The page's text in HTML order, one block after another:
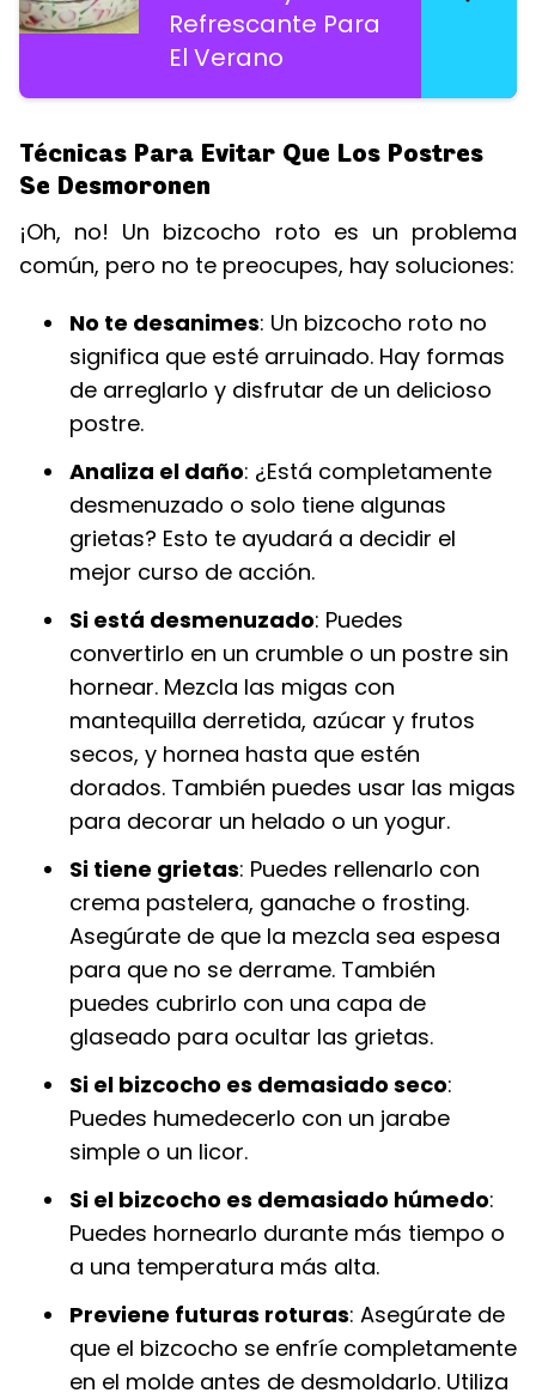
Refrescante Para
El Verano
Técnicas Para Evitar Que Los Postres
Se Desmoronen
¡Oh, no! Un bizcocho roto es un problema
común, pero no te preocupes, hay soluciones:
No te desanimes: Un bizcocho roto no
significa que esté arruinado. Hay formas
de arreglarlo y disfrutar de un delicioso
postre.
Analiza el daño: ¿Está completamente
desmenuzado o solo tiene algunas
grietas? Esto te ayudará a decidir el
mejor curso de acción.
Si está desmenuzado: Puedes
convertirlo en un crumble o un postre sin
hornear. Mezcla las migas con
mantequilla derretida, azúcar y frutos
secos, y hornea hasta que estén
dorados. También puedes usar las migas
para decorar un helado o un yogur.
Si tiene grietas: Puedes rellenarlo con
crema pastelera, ganache o frosting.
Asegúrate de que la mezcla sea espesa
para que no se derrame. También
puedes cubrirlo con una capa de
glaseado para ocultar las grietas.
Si el bizcocho es demasiado seco:
Puedes humedecerlo con un jarabe
simple o un licor.
Si el bizcocho es demasiado húmedo:
Puedes hornearlo durante más tiempo o
a una temperatura más alta.
Previene futuras roturas: Asegúrate de
que el bizcocho se enfríe completamente
en el molde antes de desmoldarlo. Utiliza